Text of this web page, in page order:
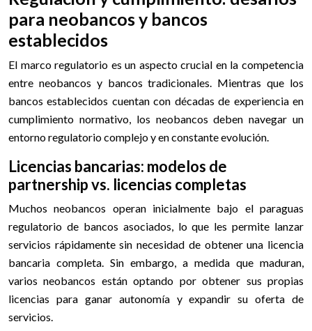
para neobancos y bancos
establecidos
El marco regulatorio es un aspecto crucial en la competencia
entre neobancos y bancos tradicionales. Mientras que los
bancos establecidos cuentan con décadas de experiencia en
cumplimiento normativo, los neobancos deben navegar un
entorno regulatorio complejo y en constante evolución.
Licencias bancarias: modelos de
partnership vs. licencias completas
Muchos neobancos operan inicialmente bajo el paraguas
regulatorio de bancos asociados, lo que les permite lanzar
servicios rápidamente sin necesidad de obtener una licencia
bancaria completa. Sin embargo, a medida que maduran,
varios neobancos están optando por obtener sus propias
licencias para ganar autonomía y expandir su oferta de
servicios.